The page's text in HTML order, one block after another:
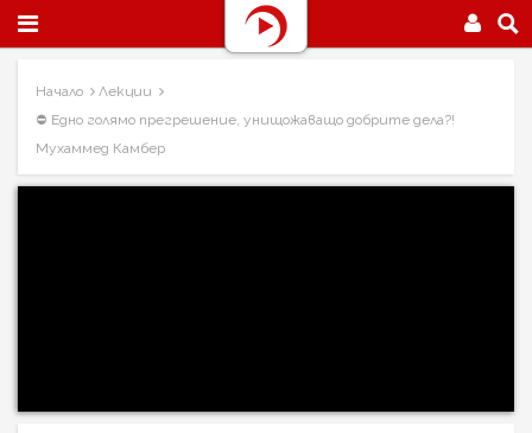
Начало
Лекции
⛔ Едно голямо прегрешение, унищожаващо добрите дела?!
Мухаммед Камбер